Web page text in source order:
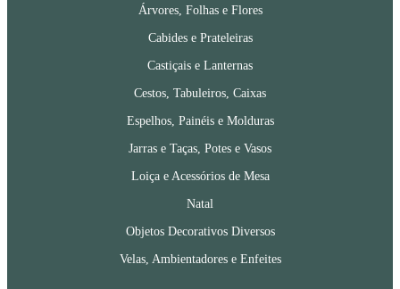
Árvores, Folhas e Flores
Cabides e Prateleiras
Castiçais e Lanternas
Cestos, Tabuleiros, Caixas
Espelhos, Painéis e Molduras
Jarras e Taças, Potes e Vasos
Loiça e Acessórios de Mesa
Natal
Objetos Decorativos Diversos
Velas, Ambientadores e Enfeites